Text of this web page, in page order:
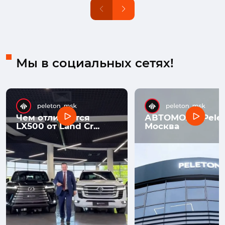
Мы в социальных сетях!
Чем отличается
LX500 от Land Cr...
АВТОМОЛЛ
Москва